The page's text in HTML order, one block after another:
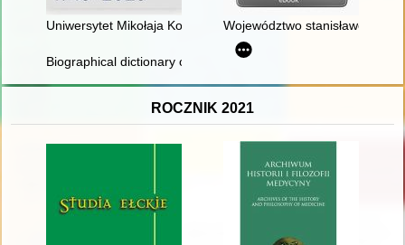
Uniwersytet Mikołaja Kopernika w Toruniu : 1945-2025
Województwo stanisławowskie
Biographical dictionary of graduates of the Polish Maritime
ROCZNIK 2021